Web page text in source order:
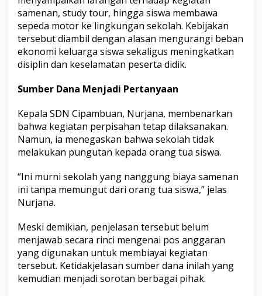
e
D
a
n
a
y
a
i
p
e
t
n
y
n
samenan, study tour, hingga siswa membawa
sepeda motor ke lingkungan sekolah. Kebijakan
tersebut diambil dengan alasan mengurangi beban
ekonomi keluarga siswa sekaligus meningkatkan
disiplin dan keselamatan peserta didik.
Sumber Dana Menjadi Pertanyaan
Kepala SDN Cipambuan, Nurjana, membenarkan
bahwa kegiatan perpisahan tetap dilaksanakan.
Namun, ia menegaskan bahwa sekolah tidak
melakukan pungutan kepada orang tua siswa.
“Ini murni sekolah yang nanggung biaya samenan
ini tanpa memungut dari orang tua siswa,” jelas
Nurjana.
Meski demikian, penjelasan tersebut belum
menjawab secara rinci mengenai pos anggaran
yang digunakan untuk membiayai kegiatan
tersebut. Ketidakjelasan sumber dana inilah yang
kemudian menjadi sorotan berbagai pihak.